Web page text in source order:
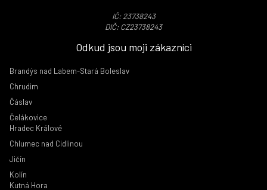
IČ: 23738243
DIČ: CZ23738243
Odkud jsou moji zákazníci
Brandýs nad Labem-Stará Boleslav
Chrudim
Čáslav
Čelákovice
Hradec Králové
Chlumec nad Cidlinou
Jičín
Kolín
Kutná Hora